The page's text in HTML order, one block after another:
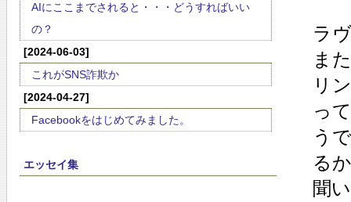
AIにここまでされると・・・どうすればいい
の？
[2024-06-03]
これがSNS詐欺か
[2024-04-27]
Facebookをはじめてみました。
エッセイ集
ラ
ま
リ
っ
う
る
聞